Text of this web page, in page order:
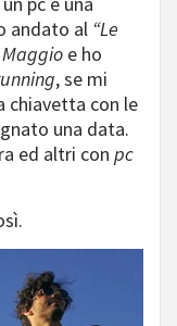
andato al “Le
e ho
, se mi
chiavetta con le
una data.
ed altri con pc